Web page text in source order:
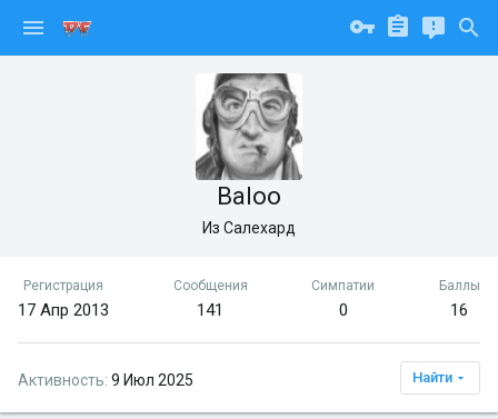
Baloo
Из Салехард
Регистрация
17 Апр 2013
Сообщения
141
Симпатии
0
Баллы
16
Активность 9 Июл 2025 Найти